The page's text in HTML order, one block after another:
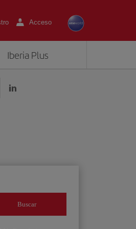
Acceso
Iberia Plus
Buscar